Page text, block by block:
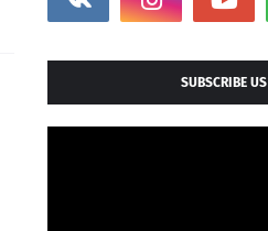
SUBSCRIBE US